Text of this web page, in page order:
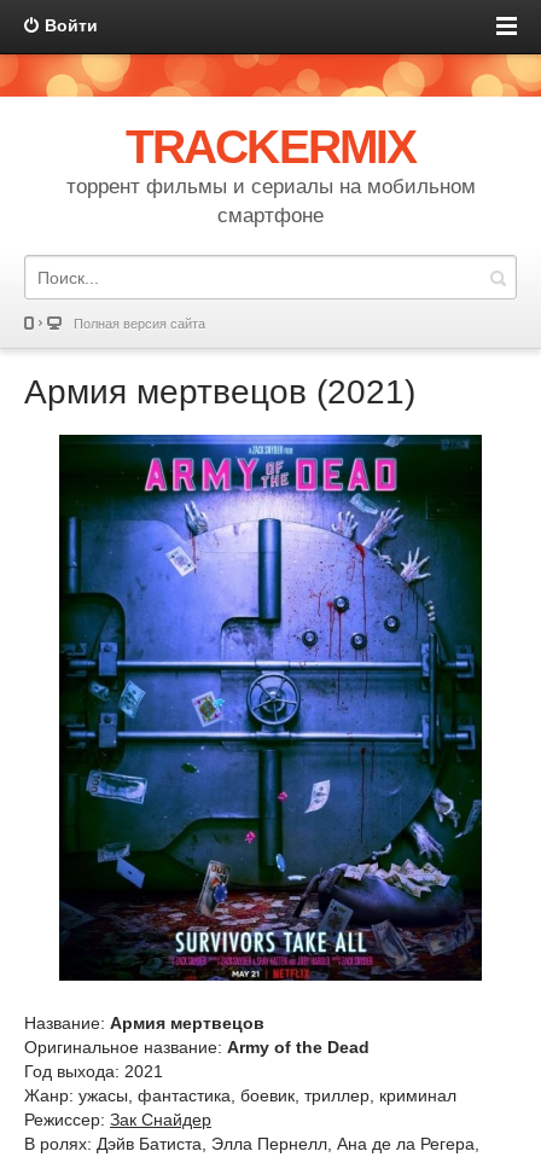
Войти
TRACKERMIX
торрент фильмы и сериалы на мобильном
смартфоне
Полная версия сайта
Армия мертвецов (2021)
Название: Армия мертвецов
Оригинальное название: Army of the Dead
Год выхода: 2021
Жанр: ужасы, фантастика, боевик, триллер, криминал
Режиссер: Зак Снайдер
В ролях: Дэйв Батиста, Элла Пернелл, Ана де ла Регера,